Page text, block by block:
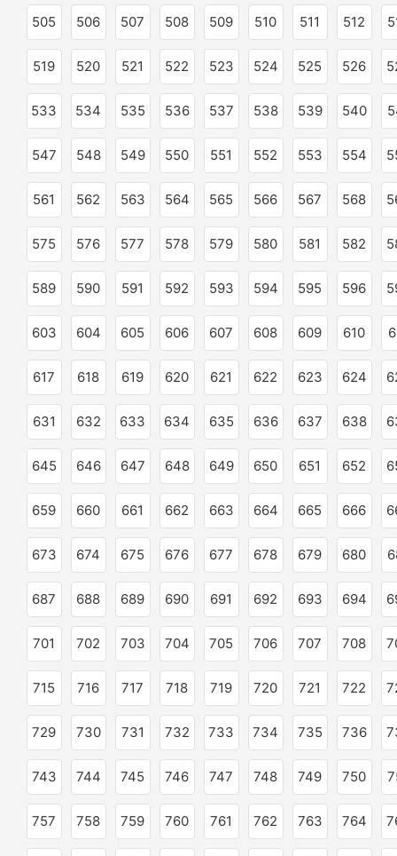
505 506 507 508 509 510 511 512
519 520 521 522 523 524 525 526
533 534 535 536 537 538 539 540
547 548 549 550 551 552 553 554
561 562 563 564 565 566 567 568
575 576 577 578 579 580 581 582
589 590 591 592 593 594 595 596
603 604 605 606 607 608 609 610
617 618 619 620 621 622 623 624
631 632 633 634 635 636 637 638
645 646 647 648 649 650 651 652
659 660 661 662 663 664 665 666
673 674 675 676 677 678 679 680
687 688 689 690 691 692 693 694
701 702 703 704 705 706 707 708
715 716 717 718 719 720 721 722
729 730 731 732 733 734 735 736
743 744 745 746 747 748 749 750
757 758 759 760 761 762 763 764